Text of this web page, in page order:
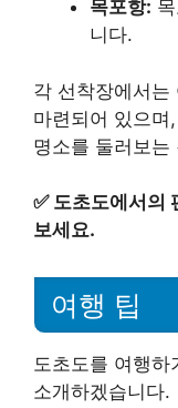
목포항:
니다.
각 선착장에서는
마련되어 있으
명소를 둘러보는
✅ 도초도에서의
보세요.
여행 팁
도초도를 여행하
소개하겠습니다.